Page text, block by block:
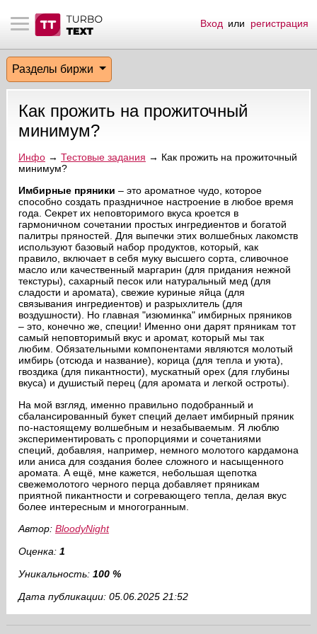
материалы
биржи
пользователи
эфир
на сайте
пользователей
сообщения
по форуму
Вход или регистрация
Разделы биржи
Как прожить на прожиточный
минимум?
Инфо→ Тестовые задания → Как прожить на прожиточный
минимум?
Имбирные пряники – это ароматное чудо, которое
способно создать праздничное настроение в любое время
года. Секрет их неповторимого вкуса кроется в
гармоничном сочетании простых ингредиентов и богатой
палитры пряностей. Для выпечки этих волшебных лакомств
используют базовый набор продуктов, который, как
правило, включает в себя муку высшего сорта, сливочное
масло или качественный маргарин (для придания нежной
текстуры), сахарный песок или натуральный мед (для
сладости и аромата), свежие куриные яйца (для
связывания ингредиентов) и разрыхлитель (для
воздушности). Но главная "изюминка" имбирных пряников
– это, конечно же, специи! Именно они дарят пряникам тот
самый неповторимый вкус и аромат, который мы так
любим. Обязательными компонентами являются молотый
имбирь (отсюда и название), корица (для тепла и уюта),
гвоздика (для пикантности), мускатный орех (для глубины
вкуса) и душистый перец (для аромата и легкой остроты).
На мой взгляд, именно правильно подобранный и
сбалансированный букет специй делает имбирный пряник
по-настоящему волшебным и незабываемым. Я люблю
экспериментировать с пропорциями и сочетаниями
специй, добавляя, например, немного молотого кардамона
или аниса для создания более сложного и насыщенного
аромата. А ещё, мне кажется, небольшая щепотка
свежемолотого черного перца добавляет пряникам
приятной пикантности и согревающего тепла, делая вкус
более интересным и многогранным.
Автор: BloodyNight
Оценка: 1
Уникальность: 100 %
Дата публикации: 05.06.2025 21:52